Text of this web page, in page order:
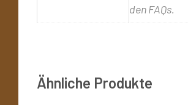
den FAQs.
Ähnliche Produkte